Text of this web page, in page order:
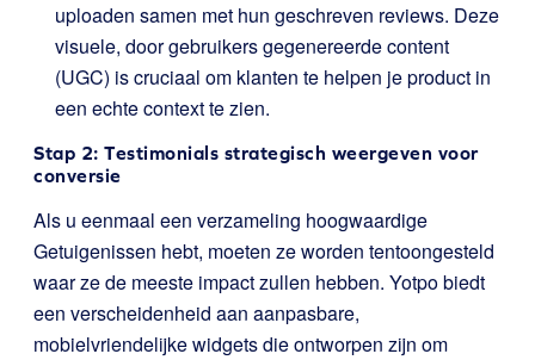
uploaden samen met hun geschreven reviews. Deze
visuele, door gebruikers gegenereerde content
(UGC) is cruciaal om klanten te helpen je product in
een echte context te zien.
Stap 2: Testimonials strategisch weergeven voor
conversie
Als u eenmaal een verzameling hoogwaardige
Getuigenissen hebt, moeten ze worden tentoongesteld
waar ze de meeste impact zullen hebben. Yotpo biedt
een verscheidenheid aan aanpasbare,
mobielvriendelijke widgets die ontworpen zijn om